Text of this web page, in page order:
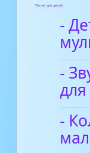
Песни для детей
-
-
-